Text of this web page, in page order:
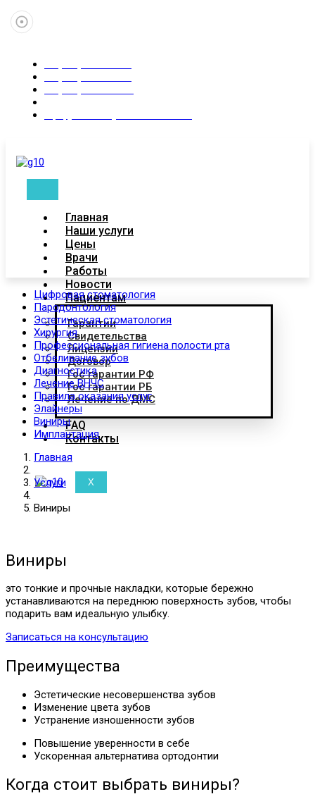
Главная
Наши услуги
Цены
Врачи
Работы
Новости
Пациентам
Гарантии
Свидетельства
Лицензии
Договор
Гос гарантии РФ
Гос гарантии РБ
Лечение по ДМС
FAQ
Контакты
X
Цифровая стоматология
Пародонтология
Эстетическая стоматология
Хирургия
Профессиональная гигиена полости рта
Отбеливание зубов
Диагностика
Лечение ВНЧС
Правила оказания услуг
Элайнеры
Виниры
Имплантация
Главная
Услуги
Виниры
Виниры
это тонкие и прочные накладки, которые бережно
устанавливаются на переднюю поверхность зубов, чтобы
подарить вам идеальную улыбку.
Записаться на консультацию
Преимущества
Эстетические несовершенства зубов
Изменение цвета зубов
Устранение изношенности зубов
Повышение уверенности в себе
Ускоренная альтернатива ортодонтии
Когда стоит выбрать виниры?